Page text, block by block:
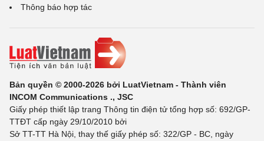
Thông báo hợp tác
Bản quyền © 2000-2026 bởi LuatVietnam - Thành viên
INCOM Communications ., JSC
Giấy phép thiết lập trang Thông tin điện tử tổng hợp số: 692/GP-
TTĐT cấp ngày 29/10/2010 bởi
Sở TT-TT Hà Nội, thay thế giấy phép số: 322/GP - BC, ngày